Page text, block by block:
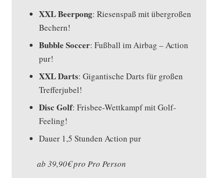
XXL Beerpong: Riesenspaß mit übergroßen
Bechern!
Bubble Soccer: Fußball im Airbag – Action
pur!
XXL Darts: Gigantische Darts für großen
Trefferjubel!
Disc Golf: Frisbee-Wettkampf mit Golf-
Feeling!
Dauer 1,5 Stunden Action pur
ab 39,90€ pro Pro Person